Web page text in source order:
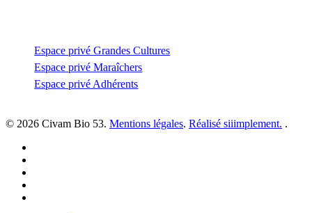
Espace privé Grandes Cultures
Espace privé Maraîchers
Espace privé Adhérents
© 2026 Civam Bio 53. Mentions légales. Réalisé siiimplement. .